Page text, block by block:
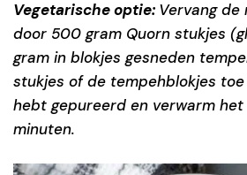
Vegetarische optie: Vervang
door 500 gram Quorn stukjes
gram in blokjes gesneden
stukjes of de tempehblokjes
hebt gepureerd en verwarm het
minuten.